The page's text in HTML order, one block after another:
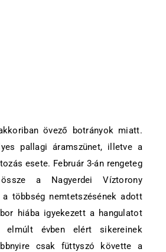
övező botrányok miatt.
pallagi áramszünet, illetve a
esete. Február 3-án rengeteg
a Nagyerdei Víztorony
a többség nemtetszésének adott
hiába igyekezett a hangulatot
évben elért sikereinek
csak füttyszó követte a